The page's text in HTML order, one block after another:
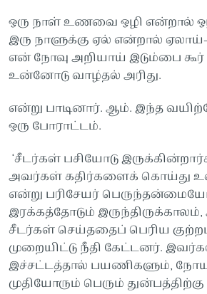
ஒரு நாள் உணவை ஒழி என்றால்
இரு நாளுக்கு ஏல் என்றால்
என் நோவு அறியாய் இடும்பை
உன்னோடு வாழ்தல் அரிது.
என்று பாடினார். ஆம். இந்த
ஒரு போராட்டம்.
‘சீடர்கள் பசியோடு
அவர்கள் கதிர்களைக் கொய்து
என்று பரிசேயர்
இரக்கத்தோடும்
சீடர்கள் செய்ததைப் பெரிய
முறையிட்டு நீதி கேட்டனர்.
இச்சட்டத்தால் பயணிகளும்,
முதியோரும் பெரும்